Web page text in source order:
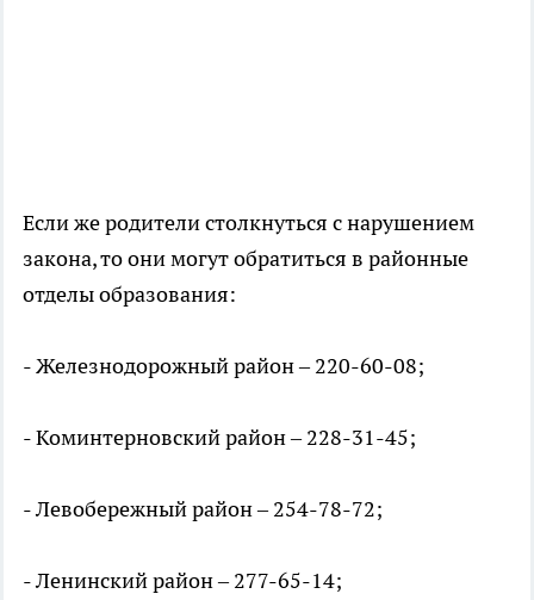
Если же родители столкнуться с нарушением
закона, то они могут обратиться в районные
отделы образования:
- Железнодорожный район – 220-60-08;
- Коминтерновский район – 228-31-45;
- Левобережный район – 254-78-72;
- Ленинский район – 277-65-14;